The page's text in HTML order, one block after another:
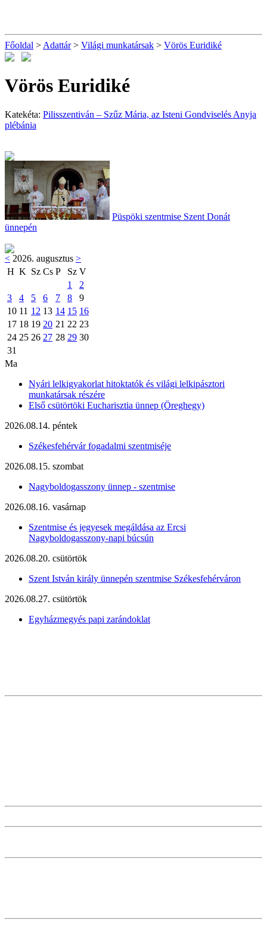
Főoldal > Adattár> Világi munkatársak > Vörös Euridiké
Vörös Euridiké
Katekéta: Pilisszentiván – Szűz Mária, az Isteni Gondviselés Anyja
plébánia
Püspöki szentmise Szent Donát
ünnepén
< 2026. augusztus >
H K Sz Cs P Sz V
1
2
3
4 5 6 7 8
9
10 11 12 13 14 15 16
17 18 19 20 21 22 23
24 25 26 27 28 29 30
31
Ma
Nyári lelkigyakorlat hitoktatók és világi lelkipásztori
munkatársak részére
Első csütörtöki Eucharisztia ünnep (Öreghegy)
2026.08.14. péntek
Székesfehérvár fogadalmi szentmiséje
2026.08.15. szombat
Nagyboldogasszony ünnep - szentmise
2026.08.16. vasárnap
Szentmise és jegyesek megáldása az Ercsi
Nagyboldogasszony-napi búcsún
2026.08.20. csütörtök
Szent István király ünnepén szentmise Székesfehérváron
2026.08.27. csütörtök
Egyházmegyés papi zarándoklat